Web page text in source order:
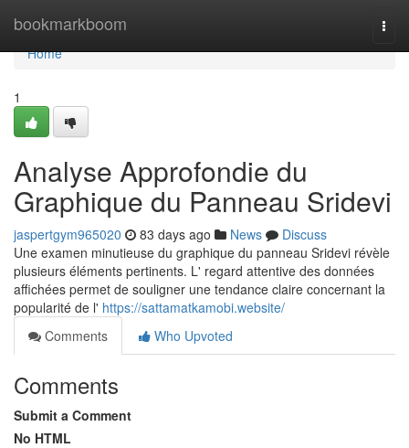
bookmarkboom
Home
Home
1
Analyse Approfondie du
Graphique du Panneau Sridevi
jaspertgym965020 83 days ago News
Discuss
Une examen minutieuse du graphique du panneau Sridevi révèle
plusieurs éléments pertinents. L' regard attentive des données
affichées permet de souligner une tendance claire concernant la
popularité de l' https://sattamatkamobi.website/
Comments
Who Upvoted
Comments
Submit a Comment
No HTML